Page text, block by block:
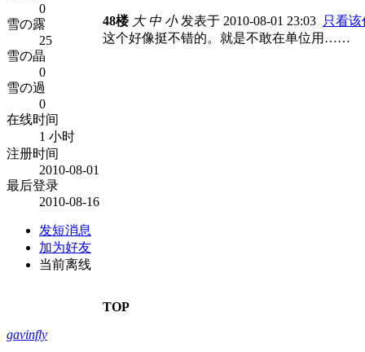
0
雪の露
25
雪の晶
0
雪の過
0
在线时间
1 小时
注册时间
2010-08-01
最后登录
2010-08-16
发短消息
加为好友
当前离线
48楼 大 中 小发表于 2010-08-01 23:03 只看该
这个好像挺不错的。就是不敢在单位用……
TOP
gavinfly